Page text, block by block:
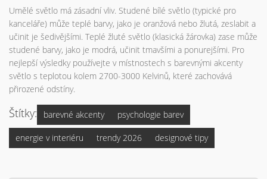
Umělé světlo má zásadní vliv. Studené bílé světlo (typické pro
kanceláře) může teplé barvy, jako je oranžová nebo žlutá, zeslabit a
učinit je šedivějšími. Teplé žluté světlo (klasická žárovka) zase může
studené barvy, jako je modrá, učinit tmavšími a ponurejšími. Pro
nejlepší výsledky používejte v místnostech s barevnými akcenty
světlo s teplotou kolem 2700-3000 Kelvinů, které zachovává
přirozené odstíny.
Štítky: barevné akcenty psychologie barev
energie v interiéru trendy 2026 designové tipy